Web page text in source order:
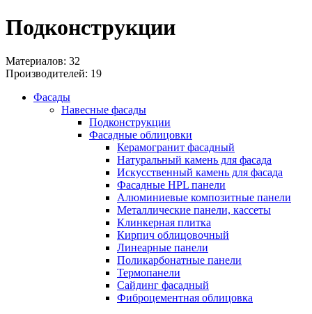
Подконструкции
Материалов: 32
Производителей: 19
Фасады
Навесные фасады
Подконструкции
Фасадные облицовки
Керамогранит фасадный
Натуральный камень для фасада
Искусственный камень для фасада
Фасадные HPL панели
Алюминиевые композитные панели
Металлические панели, кассеты
Клинкерная плитка
Кирпич облицовочный
Линеарные панели
Поликарбонатные панели
Термопанели
Сайдинг фасадный
Фиброцементная облицовка